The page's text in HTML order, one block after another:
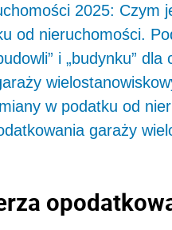
2025: Czym
od nieruchomości.
i „budynku”
w podatku od
garaży